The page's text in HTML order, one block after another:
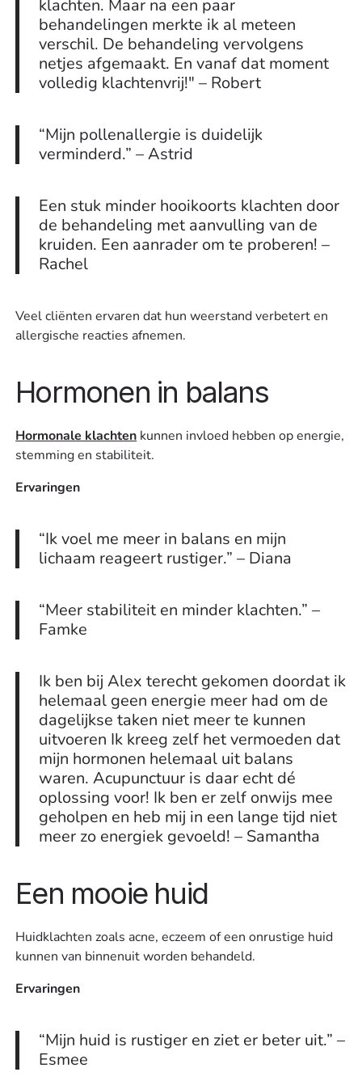
klachten. Maar na een paar
behandelingen merkte ik al meteen
verschil. De behandeling vervolgens
netjes afgemaakt. En vanaf dat moment
volledig klachtenvrij!" – Robert
“Mijn pollenallergie is duidelijk
verminderd.” – Astrid
Een stuk minder hooikoorts klachten door
de behandeling met aanvulling van de
kruiden. Een aanrader om te proberen! –
Rachel
Veel cliënten ervaren dat hun weerstand verbetert en
allergische reacties afnemen.
Hormonen in balans
Hormonale klachten kunnen invloed hebben op energie,
stemming en stabiliteit.
Ervaringen
“Ik voel me meer in balans en mijn
lichaam reageert rustiger.” – Diana
“Meer stabiliteit en minder klachten.” –
Famke
Ik ben bij Alex terecht gekomen doordat ik
helemaal geen energie meer had om de
dagelijkse taken niet meer te kunnen
uitvoeren Ik kreeg zelf het vermoeden dat
mijn hormonen helemaal uit balans
waren. Acupunctuur is daar echt dé
oplossing voor! Ik ben er zelf onwijs mee
geholpen en heb mij in een lange tijd niet
meer zo energiek gevoeld! – Samantha
Een mooie huid
Huidklachten zoals acne, eczeem of een onrustige huid
kunnen van binnenuit worden behandeld.
Ervaringen
“Mijn huid is rustiger en ziet er beter uit.” –
Esmee